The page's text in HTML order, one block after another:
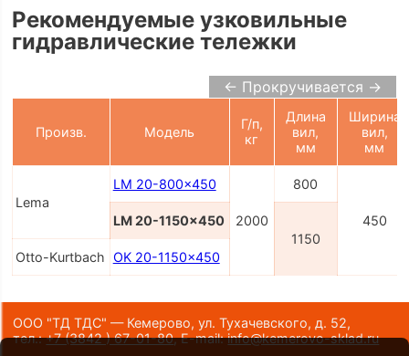
Рекомендуемые узковильные
гидравлические тележки
← Прокручивается →
Произв. Модель
Г/п,
кг
Длина
вил,
мм
Ширина
вил,
мм
Lema
LM 20-800x450
2000
800
450
LM 20-1150x450
1150
Otto-Kurtbach OK 20-1150x450
ООО "ТД ТДС" — Кемерово, ул. Тухачевского, д. 52,
тел.:+7 (3842 ) 67-01-80,E-mail:info@kemerovo-sklad.ru